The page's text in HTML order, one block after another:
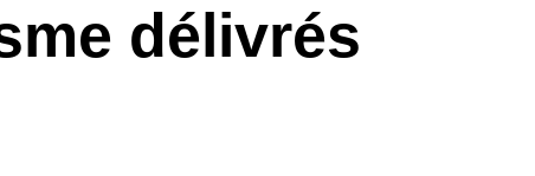
délivrés